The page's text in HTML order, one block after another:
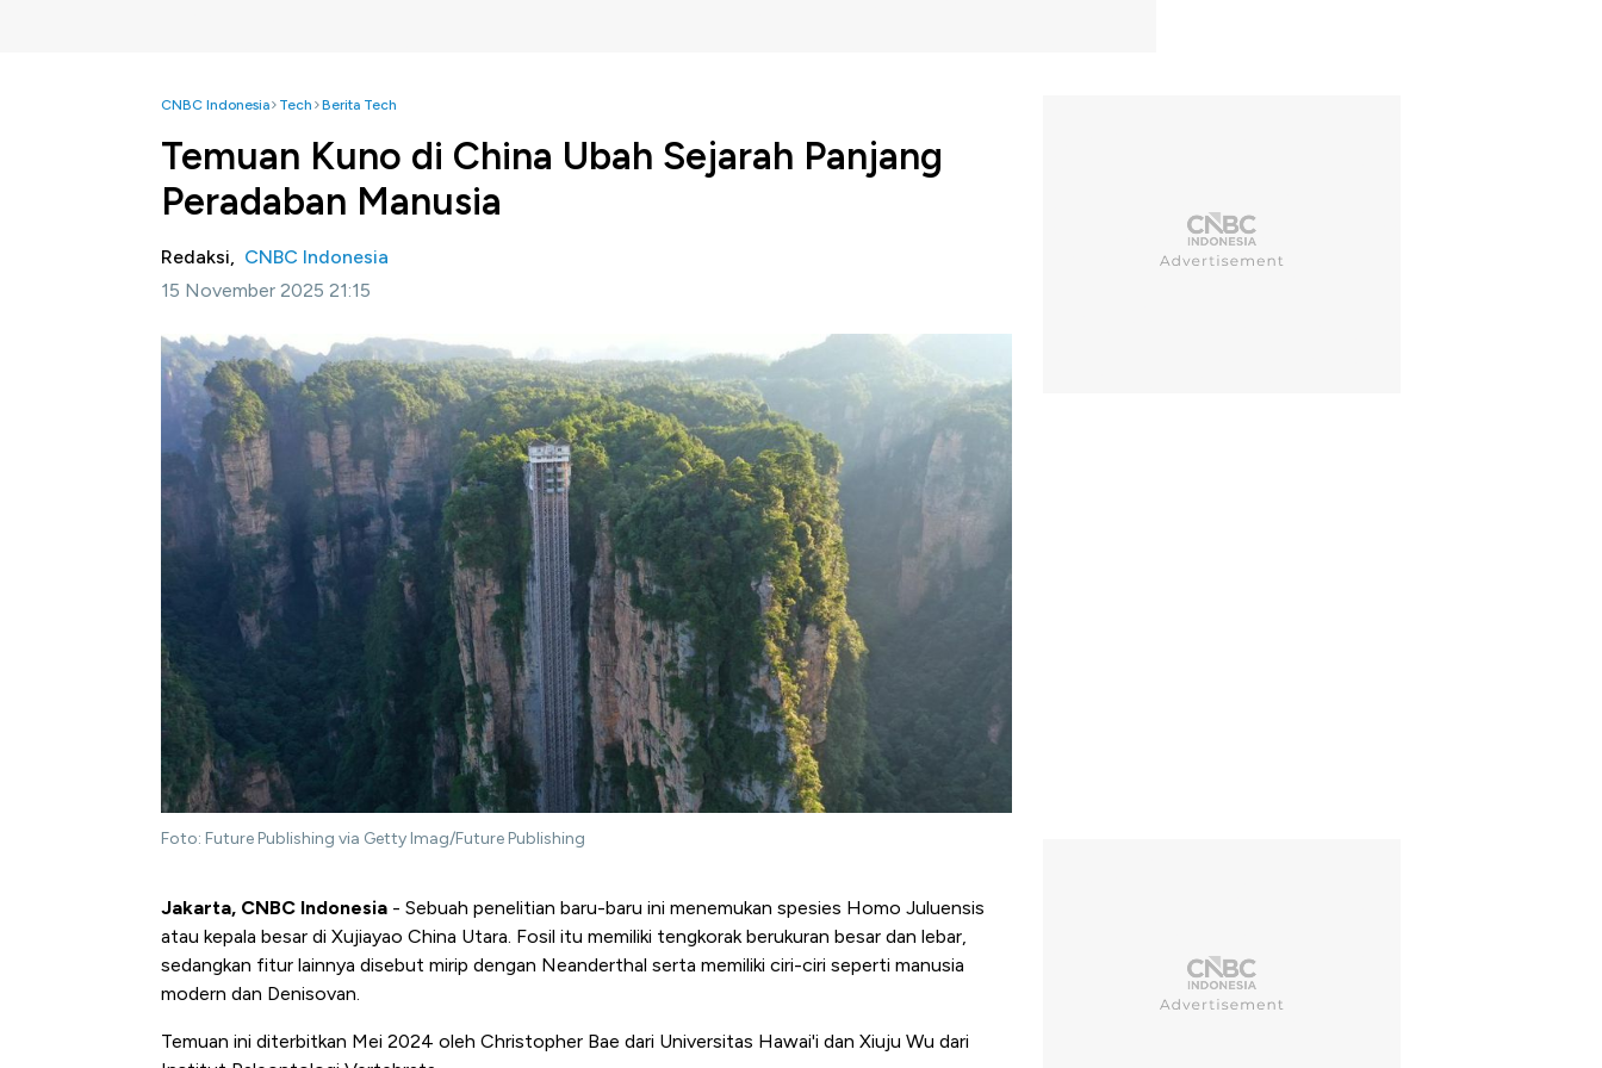
CNBC Indonesia Tech Berita Tech
Temuan Kuno di China Ubah Sejarah Panjang
Peradaban Manusia
Redaksi, CNBC Indonesia
15 November 2025 21:15
Foto: Future Publishing via Getty Imag/Future Publishing
Jakarta, CNBC Indonesia - Sebuah penelitian baru-baru ini menemukan spesies Homo Juluensis
atau kepala besar di Xujiayao China Utara. Fosil itu memiliki tengkorak berukuran besar dan lebar,
sedangkan fitur lainnya disebut mirip dengan Neanderthal serta memiliki ciri-ciri seperti manusia
modern dan Denisovan.
Temuan ini diterbitkan Mei 2024 oleh Christopher Bae dari Universitas Hawai'i dan Xiuju Wu dari